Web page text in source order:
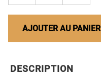
AJOUTER AU PANIER
DESCRIPTION